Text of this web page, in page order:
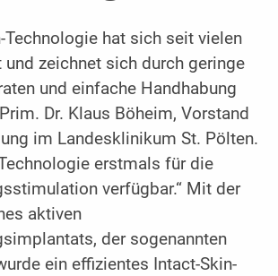
Technologie hat sich seit vielen
und zeichnet sich durch geringe
und einfache Handhabung
Dr. Klaus Böheim, Vorstand
im Landesklinikum St. Pölten.
erstmals für die
verfügbar.“ Mit der
aktiven
der sogenannten
ein effizientes Intact-Skin-